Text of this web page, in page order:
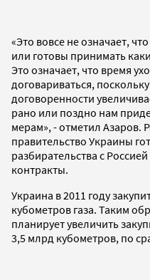
«Это вовсе не означает,
или готовы принимать
Это означает, что время
договариваться,
договоренности
рано или поздно нам
мерам», - отметил Азаров.
правительство Украины
разбирательства с
контракты.
Украина в 2011 году
кубометров газа. Таким
планирует увеличить
3,5 млрд кубометров, по